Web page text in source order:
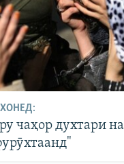
чаҳор духтари